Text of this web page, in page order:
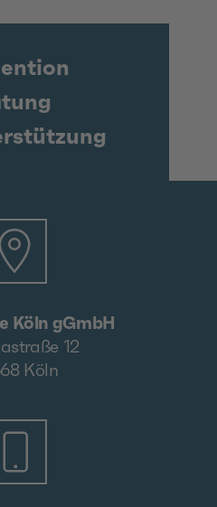
Köln gGmbH
12
Köln